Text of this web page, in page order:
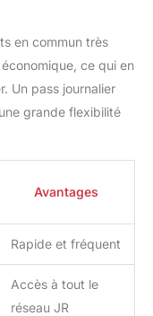
en commun très
ce qui en
Un pass journalier
grande flexibilité
Avantages
Rapide et fréquent
Accès à tout le
réseau JR